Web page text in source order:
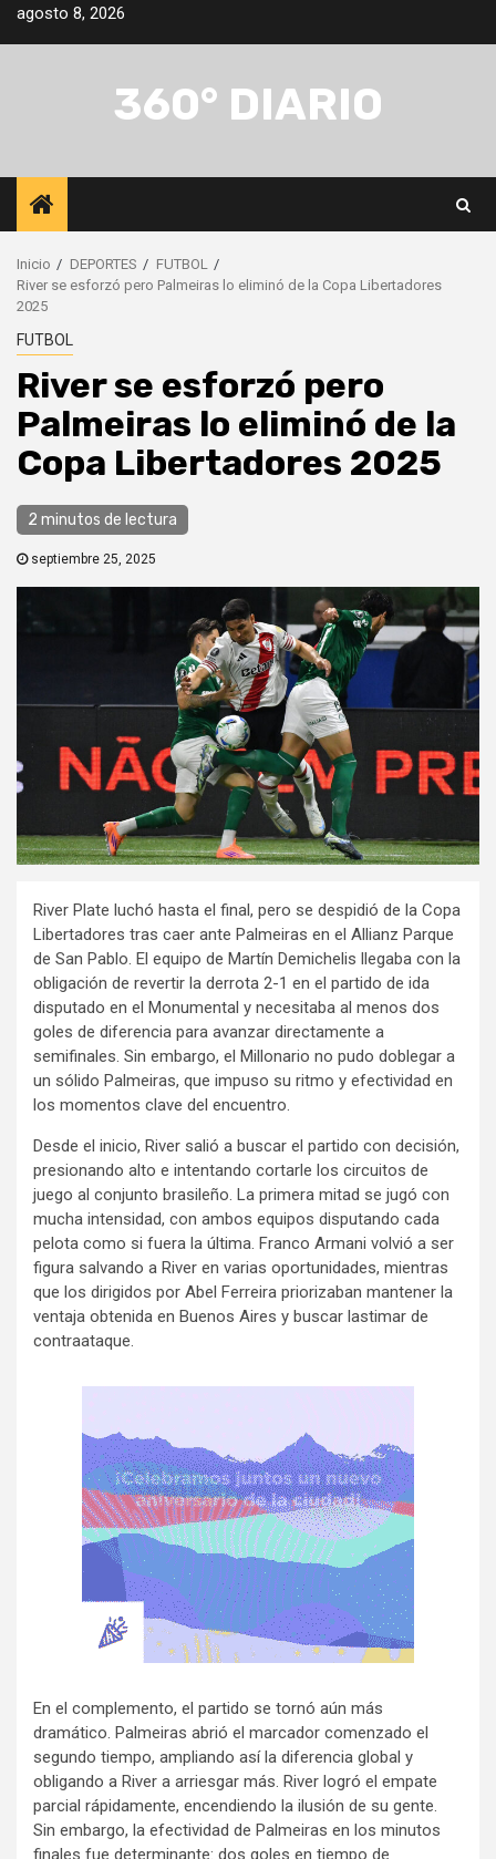
Saltar
agosto 8, 2026
360° DIARIO
Inicio DEPORTES
FUTBOL
River se esforzó pero Palmeiras lo eliminó de la Copa Libertadores
2025
FUTBOL
River se esforzó pero
Palmeiras lo eliminó de la
Copa Libertadores 2025
2 minutos de lectura
septiembre 25, 2025
River Plate luchó hasta el final, pero se despidió de la Copa
Libertadores tras caer ante Palmeiras en el Allianz Parque
de San Pablo. El equipo de Martín Demichelis llegaba con la
obligación de revertir la derrota 2-1 en el partido de ida
disputado en el Monumental y necesitaba al menos dos
goles de diferencia para avanzar directamente a
semifinales. Sin embargo, el Millonario no pudo doblegar a
un sólido Palmeiras, que impuso su ritmo y efectividad en
los momentos clave del encuentro.
Desde el inicio, River salió a buscar el partido con decisión,
presionando alto e intentando cortarle los circuitos de
juego al conjunto brasileño. La primera mitad se jugó con
mucha intensidad, con ambos equipos disputando cada
pelota como si fuera la última. Franco Armani volvió a ser
figura salvando a River en varias oportunidades, mientras
que los dirigidos por Abel Ferreira priorizaban mantener la
ventaja obtenida en Buenos Aires y buscar lastimar de
contraataque.
En el complemento, el partido se tornó aún más
dramático. Palmeiras abrió el marcador comenzado el
segundo tiempo, ampliando así la diferencia global y
obligando a River a arriesgar más. River logró el empate
parcial rápidamente, encendiendo la ilusión de su gente.
Sin embargo, la efectividad de Palmeiras en los minutos
finales fue determinante: dos goles en tiempo de